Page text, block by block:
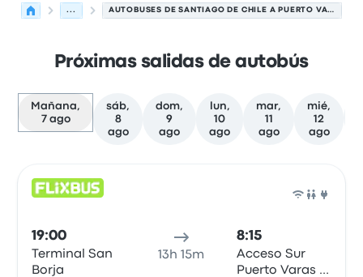
... AUTOBUSES DE SANTIAGO DE CHILE A PUERTO VARAS
Próximas salidas de autobús
Mañana,
7 ago
sáb,
8
ago
dom,
9
ago
lun,
10
ago
mar,
11
ago
mié,
12
ago
19:00
Terminal San
Borja
13h 15m
8:15
Acceso Sur
Puerto Varas (